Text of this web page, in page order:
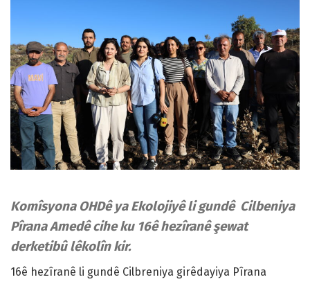
Komîsyona OHDê ya Ekolojiyê li gundê Cilbeniya
Pîrana Amedê cihe ku 16ê hezîranê şewat
derketibû lêkolîn kir.
16ê hezîranê li gundê Cilbreniya girêdayiya Pîrana